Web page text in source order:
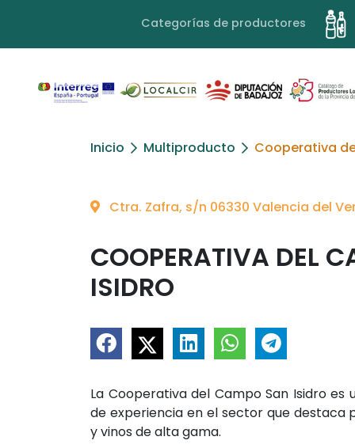
Categorías de productores
Inicio Multiproducto Cooperativa
Ctra. Zafra, s/n 06330 Valencia del
COOPERATIVA DEL
ISIDRO
La Cooperativa del Campo San Isidro
de experiencia en el sector que destaca
y vinos de alta gama.